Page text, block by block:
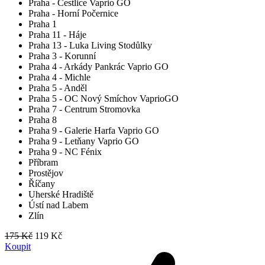
Praha - Čestlice Vaprio GO
Praha - Horní Počernice
Praha 1
Praha 11 - Háje
Praha 13 - Luka Living Stodůlky
Praha 3 - Korunní
Praha 4 - Arkády Pankrác Vaprio GO
Praha 4 - Michle
Praha 5 - Anděl
Praha 5 - OC Nový Smíchov VaprioGO
Praha 7 - Centrum Stromovka
Praha 8
Praha 9 - Galerie Harfa Vaprio GO
Praha 9 - Letňany Vaprio GO
Praha 9 - NC Fénix
Příbram
Prostějov
Říčany
Uherské Hradiště
Ústí nad Labem
Zlín
175 Kč 119 Kč
Koupit